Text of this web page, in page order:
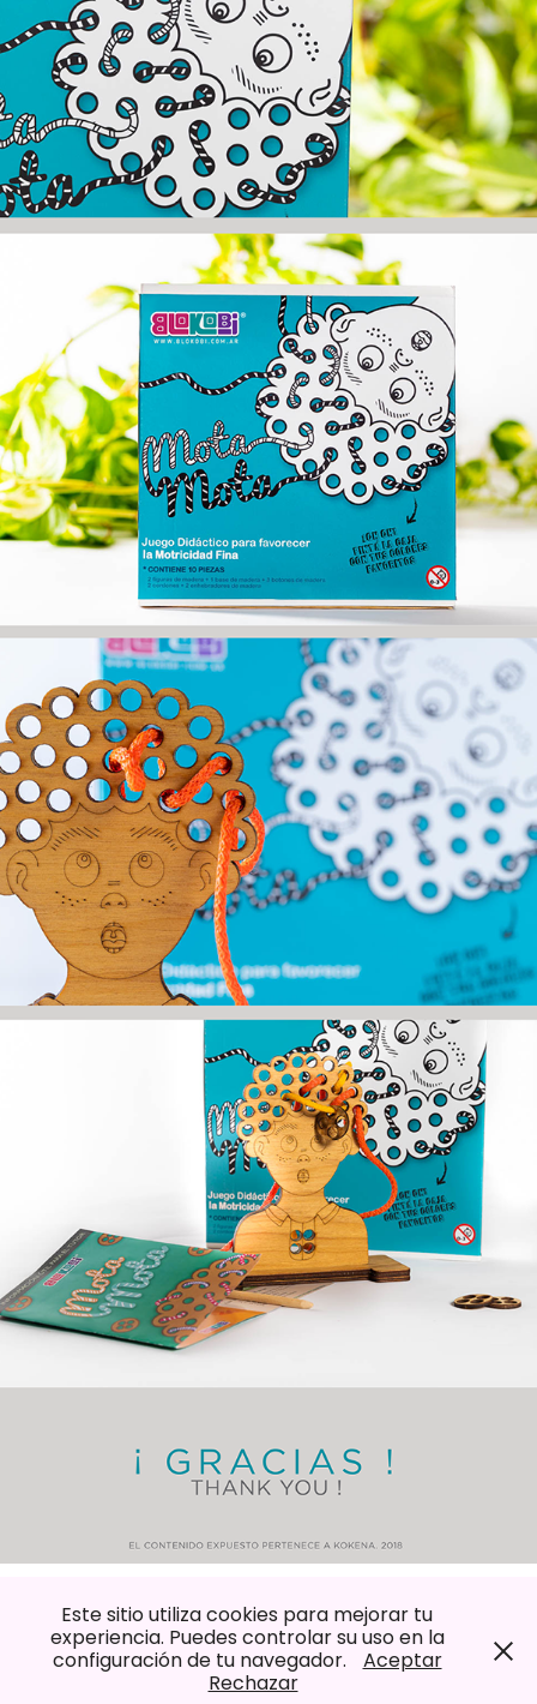
©Flavia Ilustra. 2025
Este sitio utiliza cookies para mejorar tu
experiencia. Puedes controlar su uso en la
configuración de tu navegador. Aceptar
Rechazar